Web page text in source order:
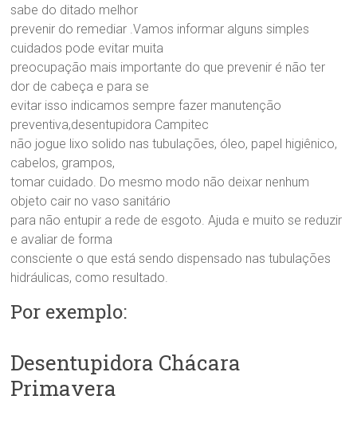
sabe do ditado melhor
prevenir do remediar .Vamos informar alguns simples
cuidados pode evitar muita
preocupação mais importante do que prevenir é não ter
dor de cabeça e para se
evitar isso indicamos sempre fazer manutenção
preventiva,desentupidora Campitec
não jogue lixo solido nas tubulações, óleo, papel higiênico,
cabelos, grampos,
tomar cuidado. Do mesmo modo não deixar nenhum
objeto cair no vaso sanitário
para não entupir a rede de esgoto. Ajuda e muito se reduzir
e avaliar de forma
consciente o que está sendo dispensado nas tubulações
hidráulicas, como resultado.
Por exemplo:
Desentupidora Chácara
Primavera